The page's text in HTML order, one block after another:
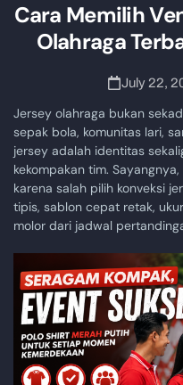
Cara Memilih
Olahraga
July 22,
Jersey olahraga bukan
sepak bola, komunitas lari,
jersey adalah identitas
kekompakan tim.
karena salah pilih konveksi
tipis, sablon cepat retak,
molor dari jadwal